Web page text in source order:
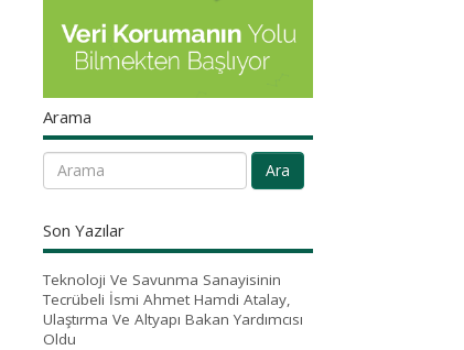
Arama
Ara
Son Yazılar
Teknoloji Ve Savunma Sanayisinin
Tecrübeli İsmi Ahmet Hamdi Atalay,
Ulaştırma Ve Altyapı Bakan Yardımcısı
Oldu